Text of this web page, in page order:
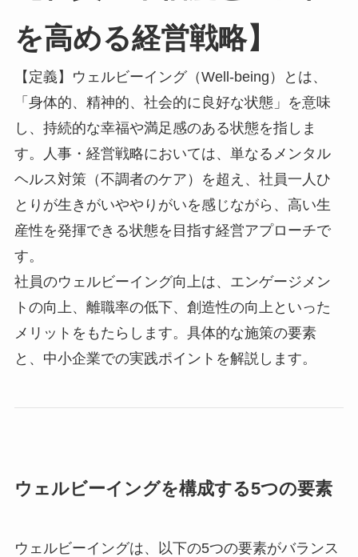
を高める経営戦略】
【定義】ウェルビーイング（Well-being）とは、
「身体的、精神的、社会的に良好な状態」を意味
し、持続的な幸福や満足感のある状態を指しま
す。人事・経営戦略においては、単なるメンタル
ヘルス対策（不調者のケア）を超え、社員一人ひ
とりが生きがいややりがいを感じながら、高い生
産性を発揮できる状態を目指す経営アプローチで
す。
社員のウェルビーイング向上は、エンゲージメン
トの向上、離職率の低下、創造性の向上といった
メリットをもたらします。具体的な施策の要素
と、中小企業での実践ポイントを解説します。
ウェルビーイングを構成する5つの要素
ウェルビーイングは、以下の5つの要素がバランス